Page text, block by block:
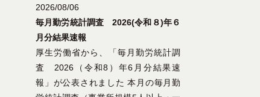
2026/08/06
毎月勤労統計調査 2026(令和８)年６
月分結果速報
厚生労働省から、「毎月勤労統計調
査 2026（令和8）年6月分結果速
報」が公表されました 本月の毎月勤